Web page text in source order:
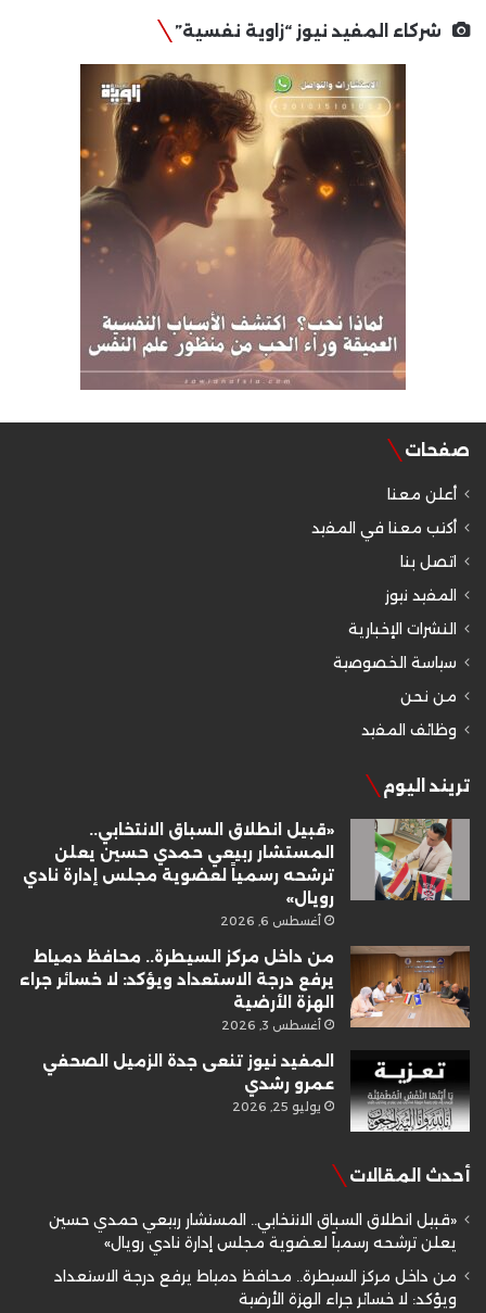
شركاء المفيد نيوز “زاوية نفسية”
صفحات
أعلن معنا
أكتب معنا في المفيد
اتصل بنا
المفيد نيوز
النشرات الإخبارية
سياسة الخصوصية
من نحن
وظائف المفيد
تريند اليوم
«قبيل انطلاق السباق الانتخابي..
المستشار ربيعي حمدي حسين يعلن
ترشحه رسمياً لعضوية مجلس إدارة نادي
رويال»
أغسطس 6, 2026
من داخل مركز السيطرة.. محافظ دمياط
يرفع درجة الاستعداد ويؤكد: لا خسائر جراء
الهزة الأرضية
أغسطس 3, 2026
المفيد نيوز تنعى جدة الزميل الصحفي
عمرو رشدي
يوليو 25, 2026
أحدث المقالات
«قبيل انطلاق السباق الانتخابي.. المستشار ربيعي حمدي حسين
يعلن ترشحه رسمياً لعضوية مجلس إدارة نادي رويال»
من داخل مركز السيطرة.. محافظ دمياط يرفع درجة الاستعداد
ويؤكد: لا خسائر جراء الهزة الأرضية